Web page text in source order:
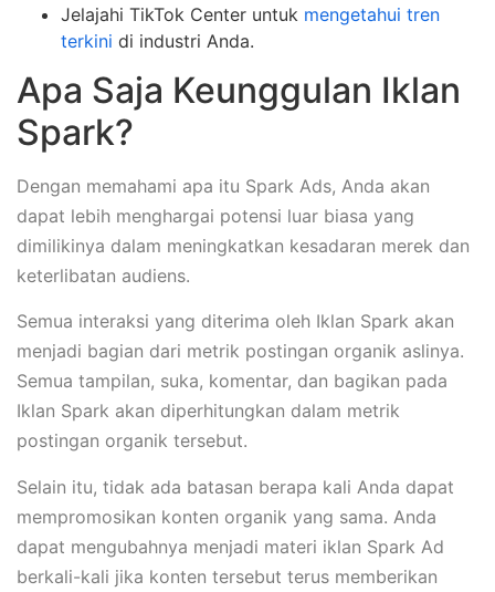
Jelajahi TikTok Center untuk mengetahui tren
terkini di industri Anda.
Apa Saja Keunggulan Iklan
Spark?
Dengan memahami apa itu Spark Ads, Anda akan
dapat lebih menghargai potensi luar biasa yang
dimilikinya dalam meningkatkan kesadaran merek dan
keterlibatan audiens.
Semua interaksi yang diterima oleh Iklan Spark akan
menjadi bagian dari metrik postingan organik aslinya.
Semua tampilan, suka, komentar, dan bagikan pada
Iklan Spark akan diperhitungkan dalam metrik
postingan organik tersebut.
Selain itu, tidak ada batasan berapa kali Anda dapat
mempromosikan konten organik yang sama. Anda
dapat mengubahnya menjadi materi iklan Spark Ad
berkali-kali jika konten tersebut terus memberikan